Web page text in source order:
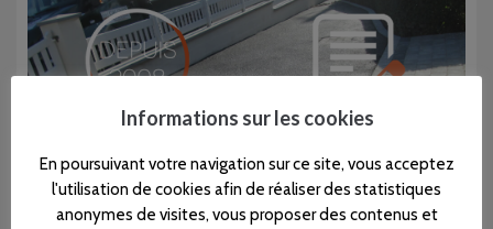
Informations sur les cookies
En poursuivant votre navigation sur ce site, vous acceptez
l'utilisation de cookies afin de réaliser des statistiques
anonymes de visites, vous proposer des contenus et